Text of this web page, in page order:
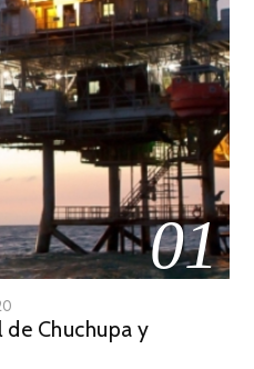
01
DEChuchupa y